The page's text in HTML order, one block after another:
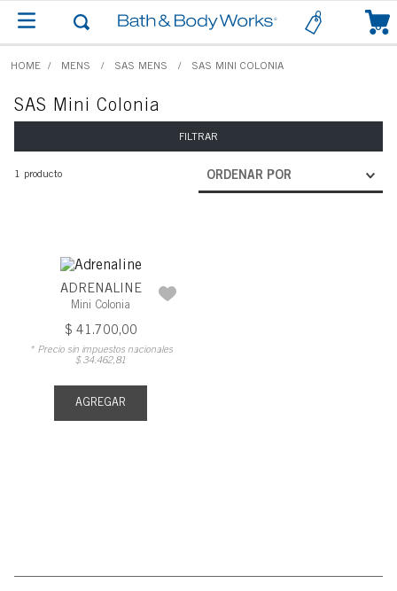
0
MENS SAS MENS SAS MINI COLONIA
SAS Mini Colonia
FILTRAR
1 producto ORDENAR POR
ADRENALINE
Mini Colonia
$ 41 .700,00
* Precio sin impuestos nacionales
$ 34.462, 81
AGREGAR